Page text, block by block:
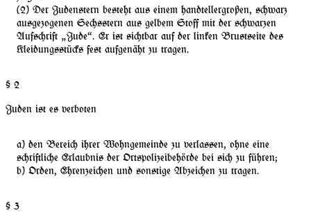
Der Judenstern besteht aus einem handtellergroßen, schwarz
ausgezogenen Sechsstern aus gelbem Stoff mit der schwarzen
Aufschrift
Jude . Er ist sichtbar auf der linken Brustseite des
Kleidungsstücks fest aufgenäht zu tragen.
§ 2
Juden ist es verboten
den Bereich ihrer Wohngemeinde zu verlassen, ohne eine
schriftliche Erlaubnis der Ortspolizeibehörde bei sich zu führen;
Orden, Ehrenzeichen und sonstige Abzeichen zu tragen.
§ 3